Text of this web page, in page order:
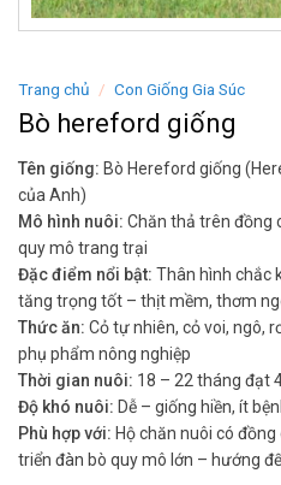
Trang chủ / Con Giống Gia Súc
Bò hereford giống
Tên giống: Bò Hereford giống
của Anh)
Mô hình nuôi: Chăn thả trên đồng
quy mô trang trại
Đặc điểm nổi bật: Thân hình chắc
tăng trọng tốt – thịt mềm, thơm
Thức ăn: Cỏ tự nhiên, cỏ voi, ngô,
phụ phẩm nông nghiệp
Thời gian nuôi: 18 – 22 tháng đạt
Độ khó nuôi: Dễ – giống hiền, ít
Phù hợp với: Hộ chăn nuôi có
triển đàn bò quy mô lớn – hướng